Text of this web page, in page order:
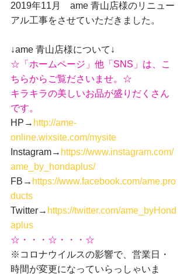
2019年11月　ame 青山店様のリニュー
アル工事をさせていただきました。
↓ame 青山店様について↓
☆「ホームページ」他「SNS」は、こ
ちらからご覧ださいませ。☆
キラキラの美しいお品が盛りだくさん
です。
HP→ http://ame-
online.wixsite.com/mysite
Instagram→ https://www.instagram.com/
ame_by_hondaplus/
FB→ https://www.facebook.com/ame.pro
ducts
Twitter→ https://twitter.com/ame_byHond
aplus
☆・・・☆・・・☆
※コロナウイルスの影響で、営業日・
時間が変更になっていらっしゃいま